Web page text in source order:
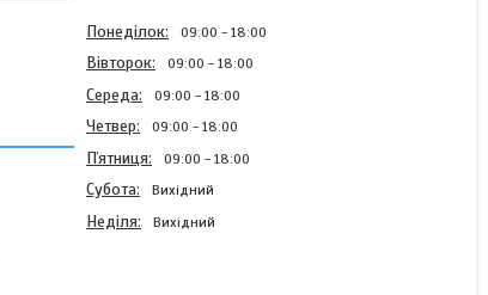
Понеділок 09:00 18:00
Вівторок 09:00 18:00
Середа 09:00 18:00
Четвер 09:00 18:00
Пʼятниця 09:00 18:00
Субота Вихідний
Неділя Вихідний